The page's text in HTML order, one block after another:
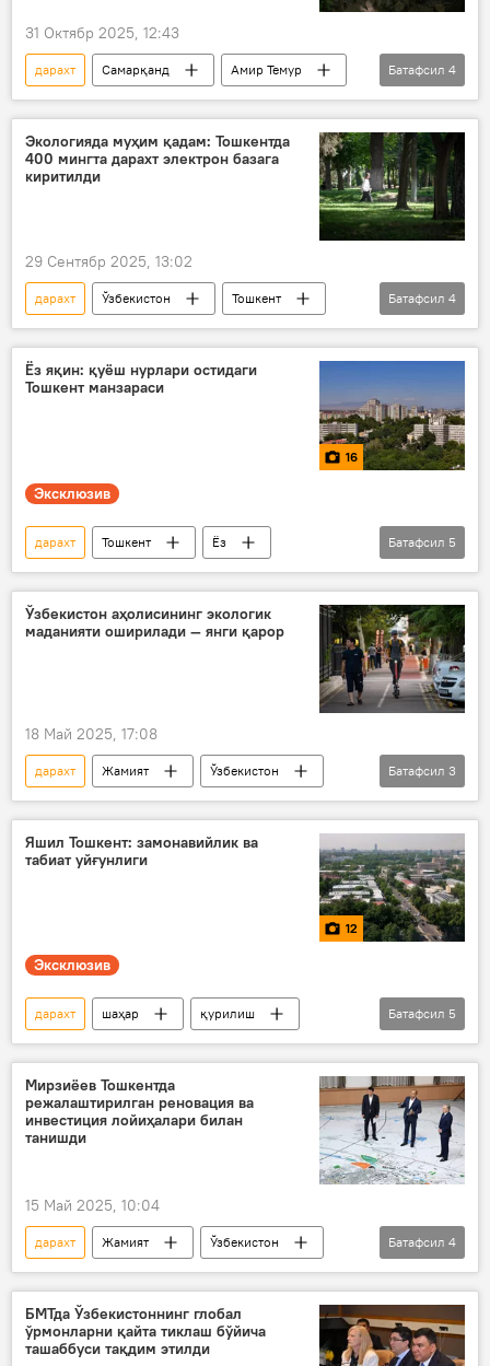
31 Октябр 2025, 12:43
дарахт Самарқанд
Амир Темур
боғ
туризм
ЮНЕСКО
Жамият
Батафсил 4
Экологияда муҳим қадам: Тошкентда
400 мингта дарахт электрон базага
киритилди
29 Сентябр 2025, 13:02
дарахт Ўзбекистон
Тошкент
"Замин" халқаро жамоат фонди
Экология, атроф-муҳитни муҳофаза қилиш ва иқлим ўзгариши вазирлиги
экология
Жамият
Батафсил 4
Ёз яқин: қуёш нурлари остидаги
Тошкент манзараси
16
Эксклюзив
дарахт Тошкент
Ёз
экология
Иссиқ
қурилиш
Фото
Батафсил 5
Ўзбекистон аҳолисининг экологик
маданияти оширилади — янги қарор
18 Май 2025, 17:08
дарахт Жамият
Ўзбекистон
экология
ўқувчилар
талабалар
Батафсил 3
Яшил Тошкент: замонавийлик ва
табиат уйғунлиги
12
Эксклюзив
дарахт шаҳар
қурилиш
экология
Тошкент
“Яшил макон” умуммиллий лойиҳаси
Фото
Ўзбекистон
Батафсил 5
Мирзиёев Тошкентда
режалаштирилган реновация ва
инвестиция лойиҳалари билан
танишди
15 Май 2025, 10:04
дарахт Жамият
Ўзбекистон
Тошкент
лойиҳа
Шавкат Мирзиёев
инвестиция
Батафсил 4
БМТда Ўзбекистоннинг глобал
ўрмонларни қайта тиклаш бўйича
ташаббуси тақдим этилди